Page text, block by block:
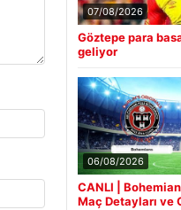
07/08/2026
Göztepe para
geliyor
06/08/2026
CANLI |
Maç Detayları ve